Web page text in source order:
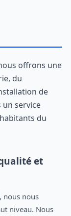
offrons une
du
de
service
du
et
, nous nous
niveau. Nous